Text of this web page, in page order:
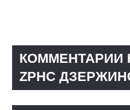
КОММЕНТАРИИ
ZPHC